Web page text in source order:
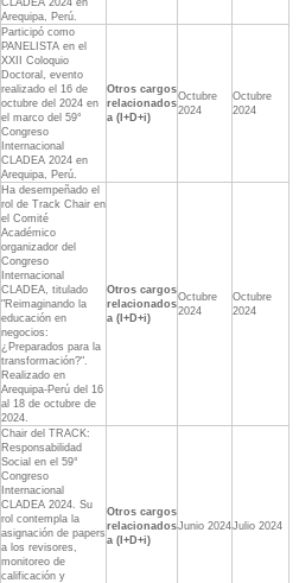
CLADEA 2024 en
Arequipa, Perú.
Participó como
PANELISTA en el
XXII Coloquio
Doctoral, evento
realizado el 16 de
octubre del 2024 en
el marco del 59°
Congreso
Internacional
CLADEA 2024 en
Arequipa, Perú.
Otros cargos
relacionados
a (I+D+i)
Octubre
2024
Octubre
2024
Ha desempeñado el
rol de Track Chair en
el Comité
Académico
organizador del
Congreso
Internacional
CLADEA, titulado
"Reimaginando la
educación en
negocios:
¿Preparados para la
transformación?".
Realizado en
Arequipa-Perú del 16
al 18 de octubre de
2024.
Otros cargos
relacionados
a (I+D+i)
Octubre
2024
Octubre
2024
Chair del TRACK:
Responsabilidad
Social en el 59°
Congreso
Internacional
CLADEA 2024. Su
rol contempla la
asignación de papers
a los revisores,
monitoreo de
calificación y
Otros cargos
relacionados
a (I+D+i)
Junio 2024Julio 2024